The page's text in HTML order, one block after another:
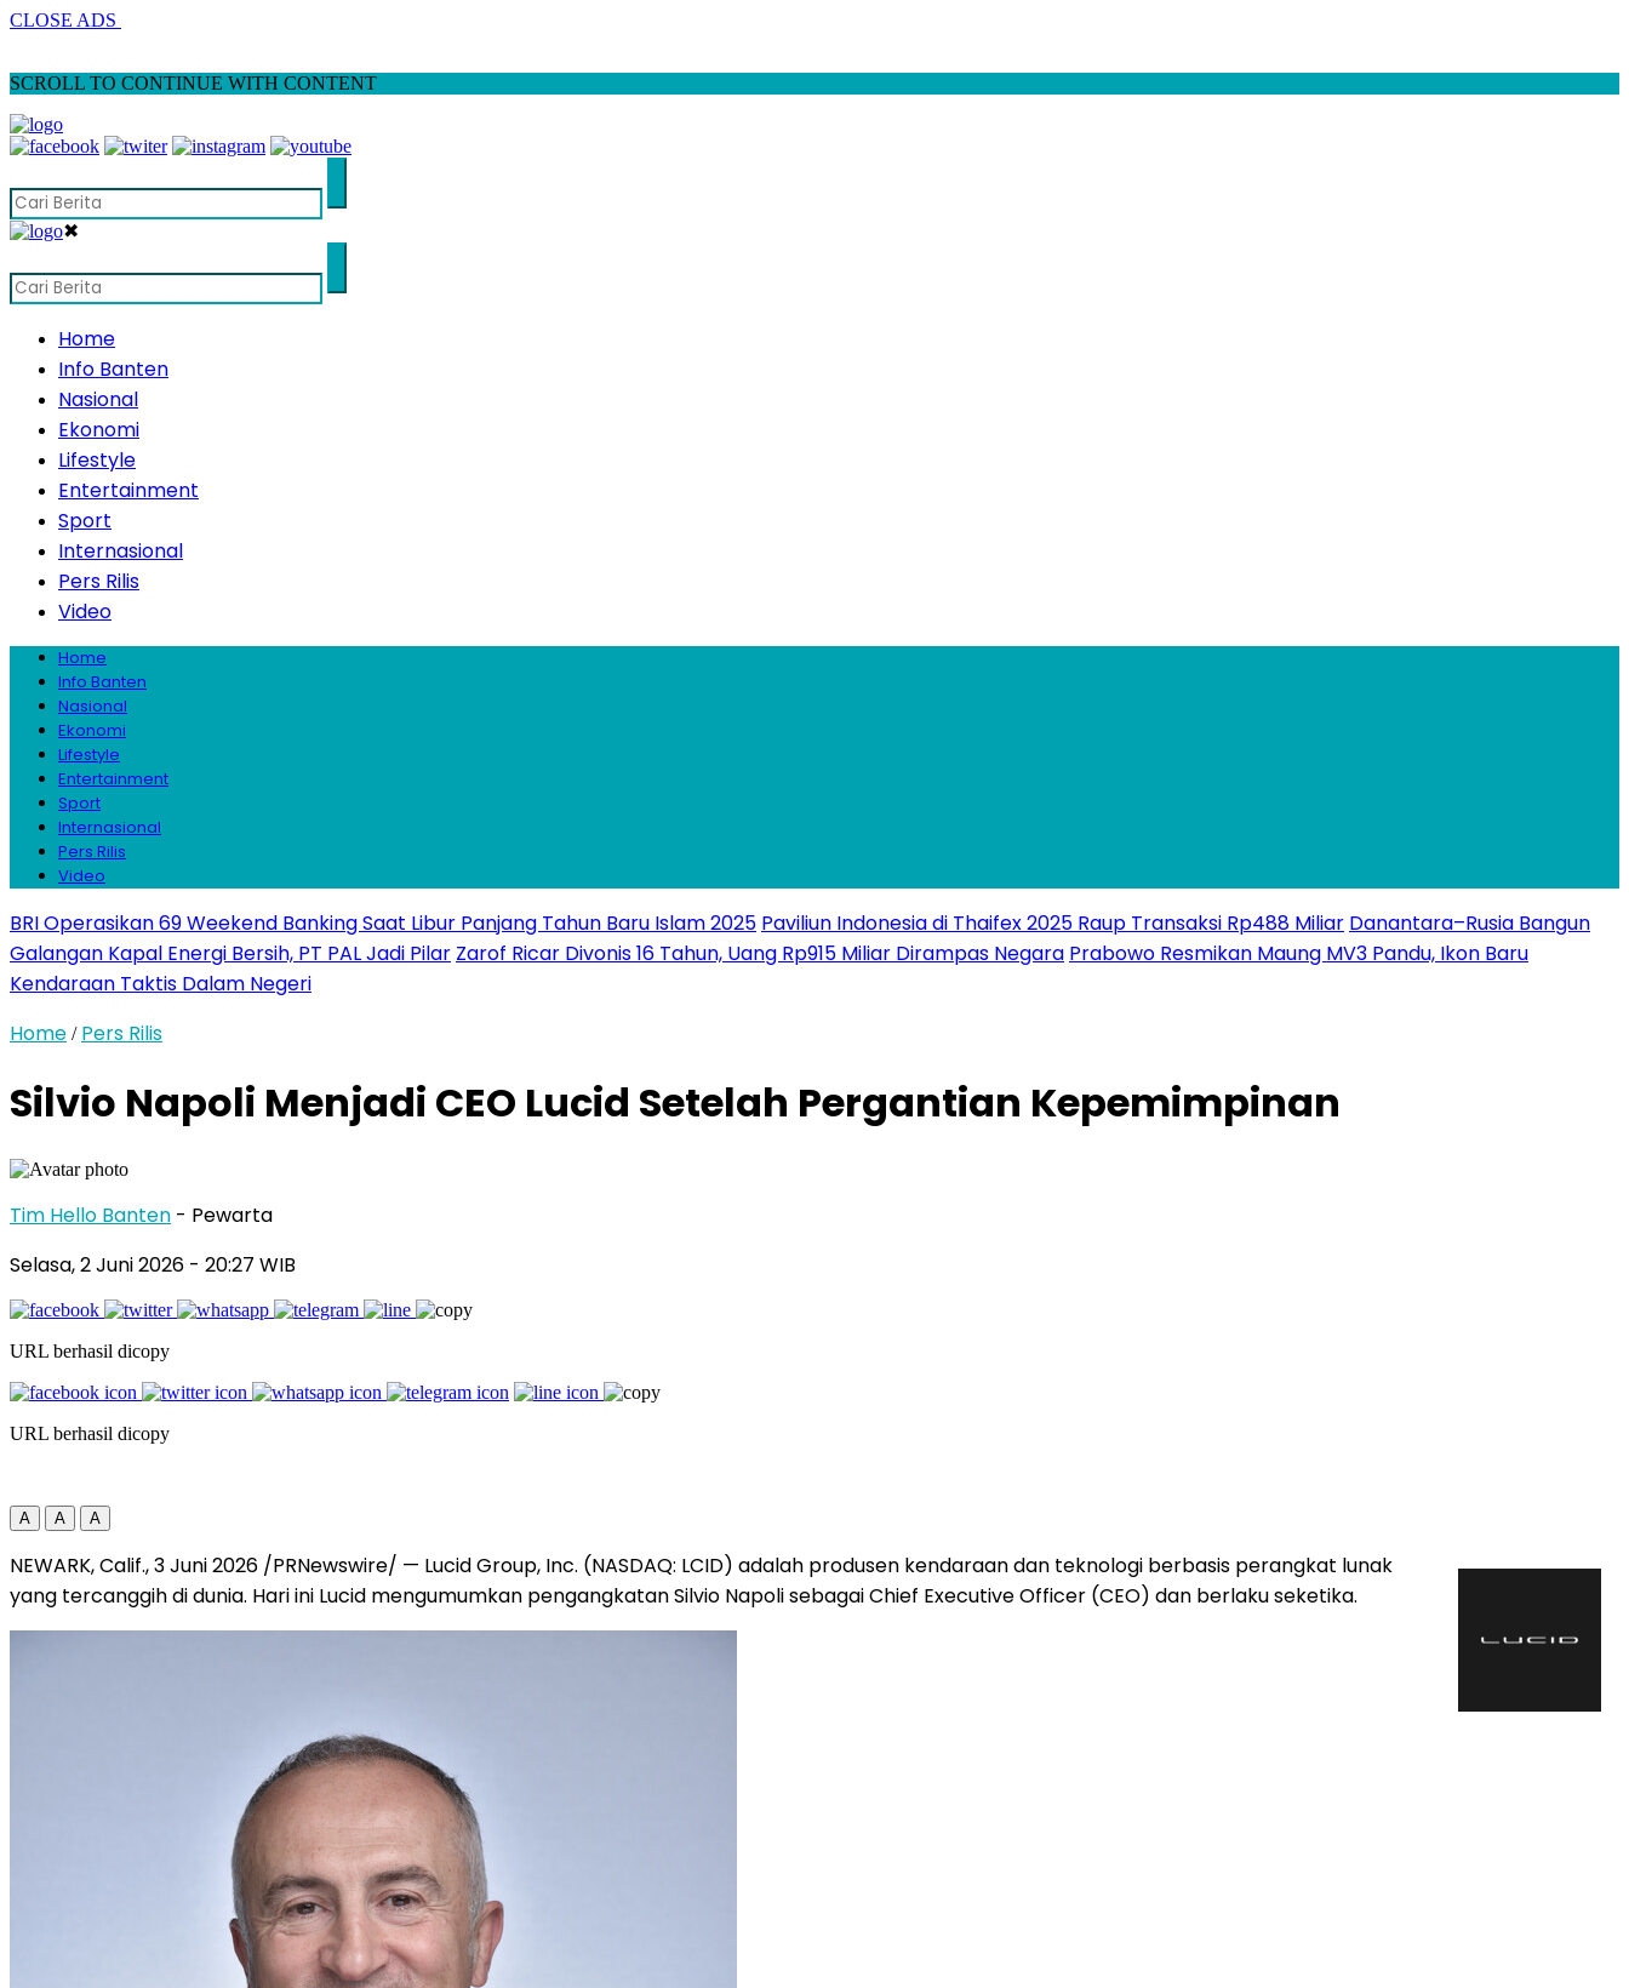
CLOSE ADS
SCROLL TO CONTINUE WITH CONTENT
✖
Home
Info Banten
Nasional
Ekonomi
Lifestyle
Entertainment
Sport
Internasional
Pers Rilis
Video
Home
Info Banten
Nasional
Ekonomi
Lifestyle
Entertainment
Sport
Internasional
Pers Rilis
Video
BRI Operasikan 69 Weekend Banking Saat Libur Panjang Tahun Baru Islam 2025 Paviliun Indonesia di Thaifex 2025 Raup Transaksi Rp488 Miliar Danantara–Rusia Bangun
Galangan Kapal Energi Bersih, PT PAL Jadi Pilar Zarof Ricar Divonis 16 Tahun, Uang Rp915 Miliar Dirampas Negara Prabowo Resmikan Maung MV3 Pandu, Ikon Baru
Kendaraan Taktis Dalam Negeri
Home / Pers Rilis
Silvio Napoli Menjadi CEO Lucid Setelah Pergantian Kepemimpinan
Tim Hello Banten - Pewarta
Selasa, 2 Juni 2026 - 20:27 WIB
URL berhasil dicopy
URL berhasil dicopy
A A A
NEWARK, Calif.,3 Juni 2026 /PRNewswire/ — Lucid Group, Inc. (NASDAQ: LCID) adalah produsen kendaraan dan teknologi berbasis perangkat lunak
yang tercanggih di dunia. Hari ini Lucid mengumumkan pengangkatan Silvio Napoli sebagai Chief Executive Officer (CEO) dan berlaku seketika.